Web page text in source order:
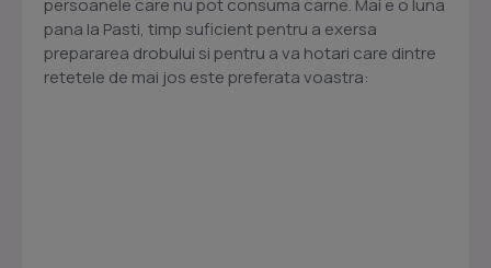
persoanele care nu pot consuma carne. Mai e o luna
pana la Pasti, timp suficient pentru a exersa
prepararea drobului si pentru a va hotari care dintre
retetele de mai jos este preferata voastra: